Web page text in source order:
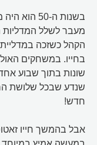
בשנות ה-
מעבר לשלל המדליות
הקהל כשזכה
שונות בתוך שבוע
שנדע שבכל שלושת
חדש!
אבל בהמשך חייו